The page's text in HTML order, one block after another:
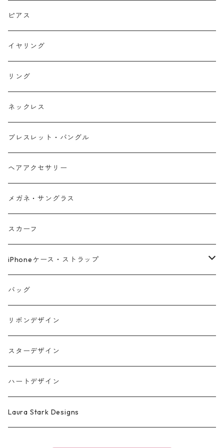
ピアス
イヤリング
リング
ネックレス
ブレスレット・バングル
ヘアアクセサリー
メガネ・サングラス
スカーフ
iPhoneケース・ストラップ
iPhone17シリーズ対応
バッグ
リボンデザイン
スターデザイン
ハートデザイン
Laura Stark Designs